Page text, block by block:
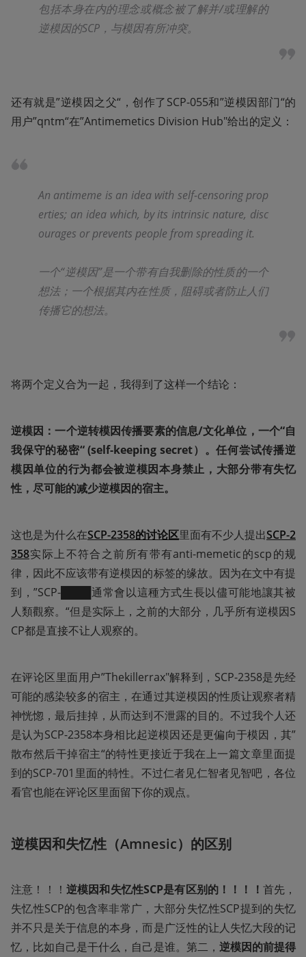
包括本身在内的理念或概念被了解并/或理解的
逆模因的SCP，与模因有所冲突。
还有就是”逆模因之父“，创作了SCP-055和”逆模因部门“的
用户”qntm“在”Antimemetics Division Hub"给出的定义：
An antimeme is an idea with self-censoring prop
erties; an idea which, by its intrinsic nature, disc
ourages or prevents people from spreading it.
一个“逆模因”是一个带有自我删除的性质的一个
想法；一个根据其内在性质，阻碍或者防止人们
传播它的想法。
将两个定义合为一起，我得到了这样一个结论：
逆模因：一个逆转模因传播要素的信息/文化单位，一个“自
我保守的秘密“ (self-keeping secret）。任何尝试传播逆
模因单位的行为都会被逆模因本身禁止，大部分带有失忆
性，尽可能的减少逆模因的宿主。
这也是为什么在SCP-2358的讨论区里面有不少人提出SCP-2
358实际上不符合之前所有带有anti-memetic的scp的规
律，因此不应该带有逆模因的标签的缘故。因为在文中有提
到，”SCP-████通常會以這種方式生長以儘可能地讓其被
人類觀察。“但是实际上，之前的大部分，几乎所有逆模因S
CP都是直接不让人观察的。
在评论区里面用户”Thekillerrax"解释到，SCP-2358是先经
可能的感染较多的宿主，在通过其逆模因的性质让观察者精
神恍惚，最后挂掉，从而达到不泄露的目的。不过我个人还
是认为SCP-2358本身相比起逆模因还是更偏向于模因，其”
散布然后干掉宿主“的特性更接近于我在上一篇文章里面提
到的SCP-701里面的特性。不过仁者见仁智者见智吧，各位
看官也能在评论区里面留下你的观点。
逆模因和失忆性（Amnesic）的区别
注意！！！ 逆模因和失忆性SCP是有区别的！！！！ 首先，
失忆性SCP的包含率非常广，大部分失忆性SCP提到的失忆
并不只是关于信息的本身，而是广泛性的让人失忆大段的记
忆，比如自己是干什么，自己是谁。第二， 逆模因的前提得